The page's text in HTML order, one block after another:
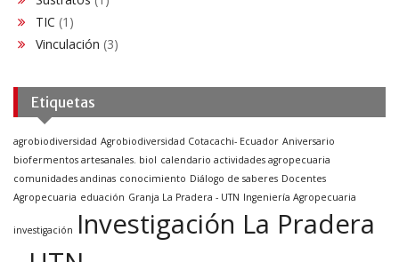
TIC (1)
Vinculación (3)
Etiquetas
agrobiodiversidad Agrobiodiversidad Cotacachi- Ecuador Aniversario
biofermentos artesanales. biol calendario actividades agropecuaria
comunidades andinas conocimiento Diálogo de saberes Docentes
Agropecuaria eduación Granja La Pradera - UTN Ingeniería Agropecuaria
investigación Investigación La Pradera